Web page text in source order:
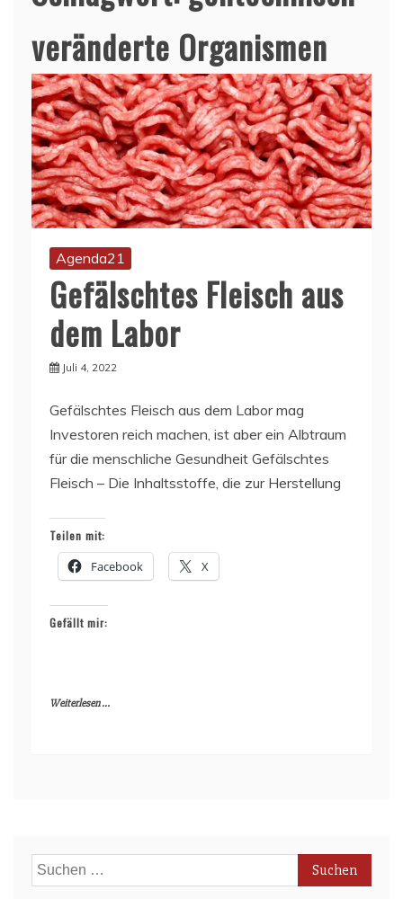
veränderte Organismen
Agenda21
Gefälschtes Fleisch aus
dem Labor
Juli 4, 2022
Gefälschtes Fleisch aus dem Labor mag
Investoren reich machen, ist aber ein Albtraum
für die menschliche Gesundheit Gefälschtes
Fleisch – Die Inhaltsstoffe, die zur Herstellung
Teilen mit:
Facebook X
Gefällt mir:
Weiterlesen ...
Suchen
nach: